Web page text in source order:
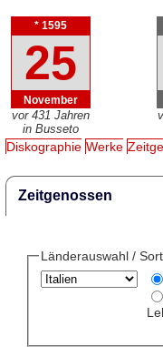
* 1595
25
November
vor 431 Jahren
in Busseto
Diskographie Werke
Zeitgenossen
Länderauswahl /